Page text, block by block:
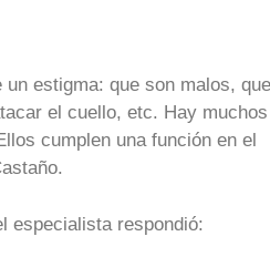
estigma: que son malos, que
el cuello, etc. Hay muchos
cumplen una función en el
especialista respondió: